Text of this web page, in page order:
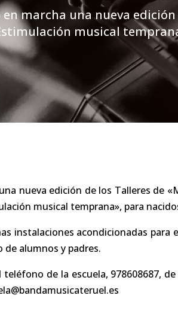
en marcha una nueva
musical
nueva edición de los Talleres de
musical temprana», para
instalaciones acondicionadas
de alumnos y padres.
de la escuela, 978608687,